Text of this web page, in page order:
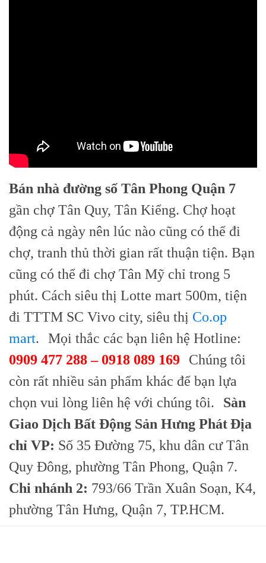
Bán nhà đường số Tân Phong Quận 7
gần chợ Tân Quy, Tân Kiểng. Chợ hoạt
động cả ngày nên lúc nào cũng có thể đi
chợ, tranh thủ thời gian rất thuận tiện. Bạn
cũng có thể đi chợ Tân Mỹ chỉ trong 5
phút. Cách siêu thị Lotte mart 500m, tiện
đi TTTM SC Vivo city, siêu thị Co.op
mart.
Mọi thắc các bạn liên hệ Hotline:
0909 477 288 – 0918 089 169
Chúng tôi
còn rất nhiều sản phẩm khác để bạn lựa
chọn vui lòng liên hệ với chúng tôi.
Sàn
Giao Dịch Bất Động Sản Hưng PhátĐịa
chỉ VP: Số 35 Đường 75, khu dân cư Tân
Quy Đông, phường Tân Phong, Quận 7.
Chi nhánh 2: 793/66 Trần Xuân Soạn, K4,
phường Tân Hưng, Quận 7, TP.HCM.